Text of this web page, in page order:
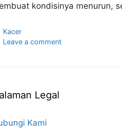
kondisinya menurun,
Categories
Kacer
Leave a comment
Legal
Kami